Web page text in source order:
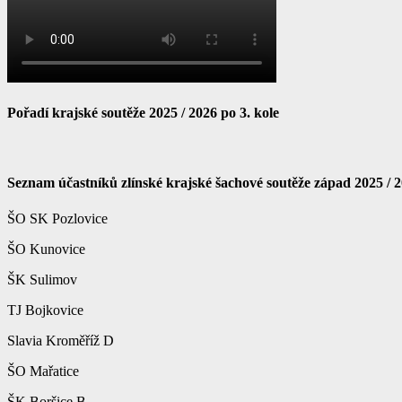
Pořadí krajské soutěže 2025 / 2026 po 3. kole
Seznam účastníků zlínské krajské šachové soutěže západ 2025 /
ŠO SK Pozlovice
ŠO Kunovice
ŠK Sulimov
TJ Bojkovice
Slavia Kroměříž D
ŠO Mařatice